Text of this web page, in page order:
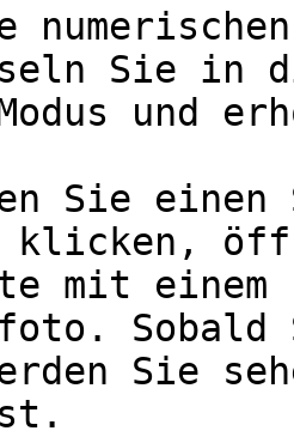
Sie in
und
Sie einen
klicken,
mit einem
Sie